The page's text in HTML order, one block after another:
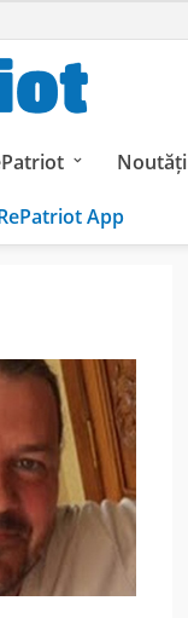
Noutăți
App